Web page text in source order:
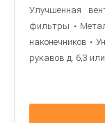
Улучшенная
фильтры •
наконечников •
рукавов д. 6,3